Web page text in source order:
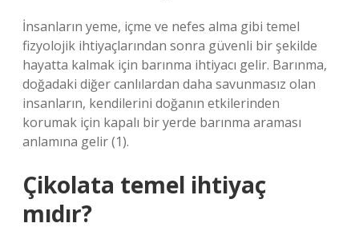
İnsanların yeme, içme ve nefes alma gibi temel
fizyolojik ihtiyaçlarından sonra güvenli bir şekilde
hayatta kalmak için barınma ihtiyacı gelir. Barınma,
doğadaki diğer canlılardan daha savunmasız olan
insanların, kendilerini doğanın etkilerinden
korumak için kapalı bir yerde barınma araması
anlamına gelir (1).
Çikolata temel ihtiyaç
mıdır?